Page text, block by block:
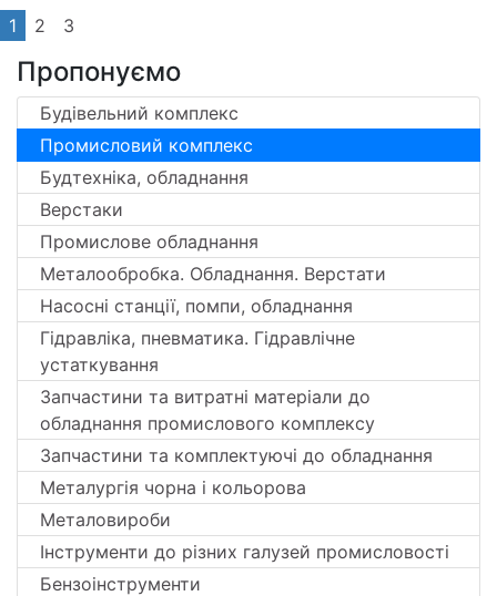
1 2 3
Пропонуємо
Будівельний комплекс
Промисловий комплекс
Будтехніка, обладнання
Верстаки
Промислове обладнання
Металообробка. Обладнання. Верстати
Насосні станції, помпи, обладнання
Гідравліка, пневматика. Гідравлічне
устаткування
Запчастини та витратні матеріали до
обладнання промислового комплексу
Запчастини та комплектуючі до обладнання
Металургія чорна і кольорова
Металовироби
Інструменти до різних галузей промисловості
Бензоінструменти